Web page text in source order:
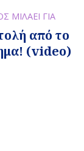
ΜΙΛΑΕΙ ΓΙΑ
από το
(video)